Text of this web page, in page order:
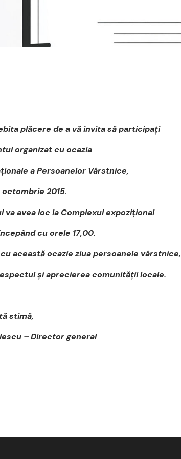
plăcere de a vă invita să participaţi
organizat cu ocazia
a Persoanelor Vârstnice,
octombrie 2015.
va avea loc la Complexul expoziţional
cu orele 17,00.
această ocazie ziua persoanele vârstnice,
și aprecierea comunității locale.
stimă,
– Director general